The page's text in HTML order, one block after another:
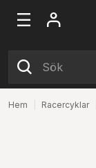
Hem Racercyklar